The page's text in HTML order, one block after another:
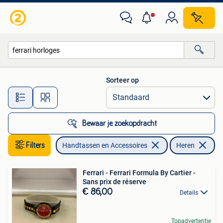
Alle afstanden…
Sorteer op
Bewaar je zoekopdracht
Filters Handtassen en Accessoires Heren
Ferrari - Ferrari Formula By Cartier -
Sans prix de réserve
€ 86,00 Details
Topadvertentie